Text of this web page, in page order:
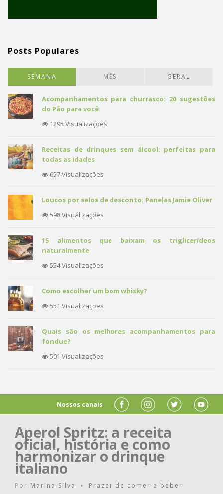
Posts Populares
SEMANA MÊS GERAL
Acompanhamentos para churrasco: 20 sugestões
do Pão para você
1295 Visualizações
Receitas de drinques sem álcool: perfeitas para
todas as idades
657 Visualizações
Loucos por selos de desconto: Panelas Jamie Oliver
598 Visualizações
15 alimentos que baixam os triglicerídeos
naturalmente
554 Visualizações
Como escolher um bom whisky?
551 Visualizações
Quais são os melhores acompanhamentos para
fondue?
501 Visualizações
Nossos canais
Aperol Spritz: a receita
oficial, história e como
harmonizar o drinque
italiano
Por Marina Silva • Prazer de comer e beber